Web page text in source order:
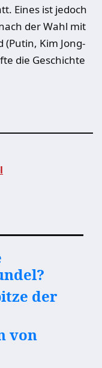
Eines ist jedoch
der Wahl mit
Kim Jong-
die Geschichte
der
von